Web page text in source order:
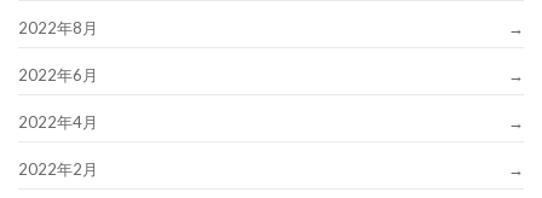
2022年8月
2022年6月
2022年4月
2022年2月